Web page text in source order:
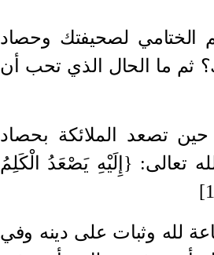
لصحيفتك وحصاد
ثم ما الحال الذي تحب أن
حين تصعد الملائكة بحصاد
تعالى: {إِلَيْهِ يَصْعَدُ الْكَلِمُ
لله وثبات على دينه وفي